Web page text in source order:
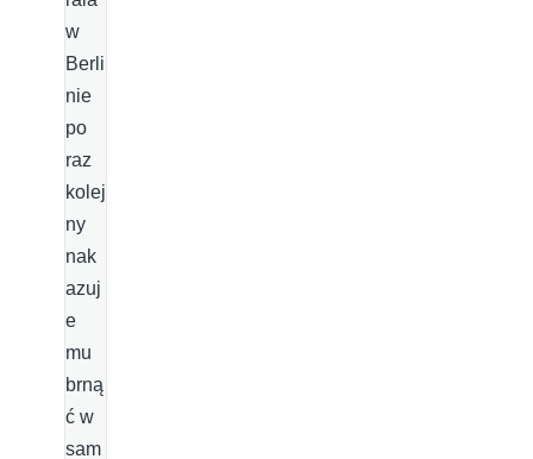
w
Berli
nie
po
raz
kolej
ny
nak
azuj
e
mu
brną
ć w
sam